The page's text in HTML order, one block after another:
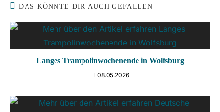
DAS KÖNNTE DIR AUCH GEFALLEN
Langes Trampolinwochenende in Wolfsburg
08.05.2026